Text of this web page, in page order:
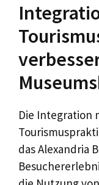
Die Integration
das Alexandria